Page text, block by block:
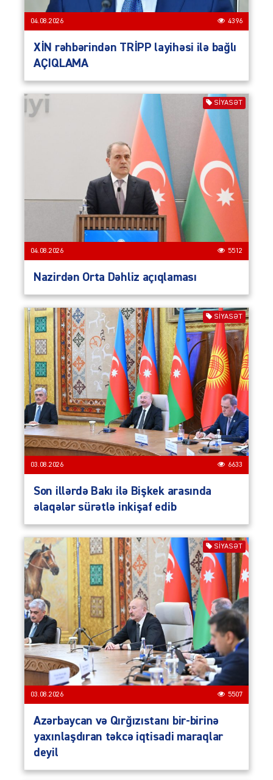
04.08.2026 4396
XİN rəhbərindən TRİPP layihəsi ilə bağlı
AÇIQLAMA
SIYASƏT
04.08.2026 5512
Nazirdən Orta Dəhliz açıqlaması
SIYASƏT
03.08.2026 6633
Son illərdə Bakı ilə Bişkek arasında
əlaqələr sürətlə inkişaf edib
SIYASƏT
03.08.2026 5507
Azərbaycan və Qırğızıstanı bir-birinə
yaxınlaşdıran təkcə iqtisadi maraqlar
deyil